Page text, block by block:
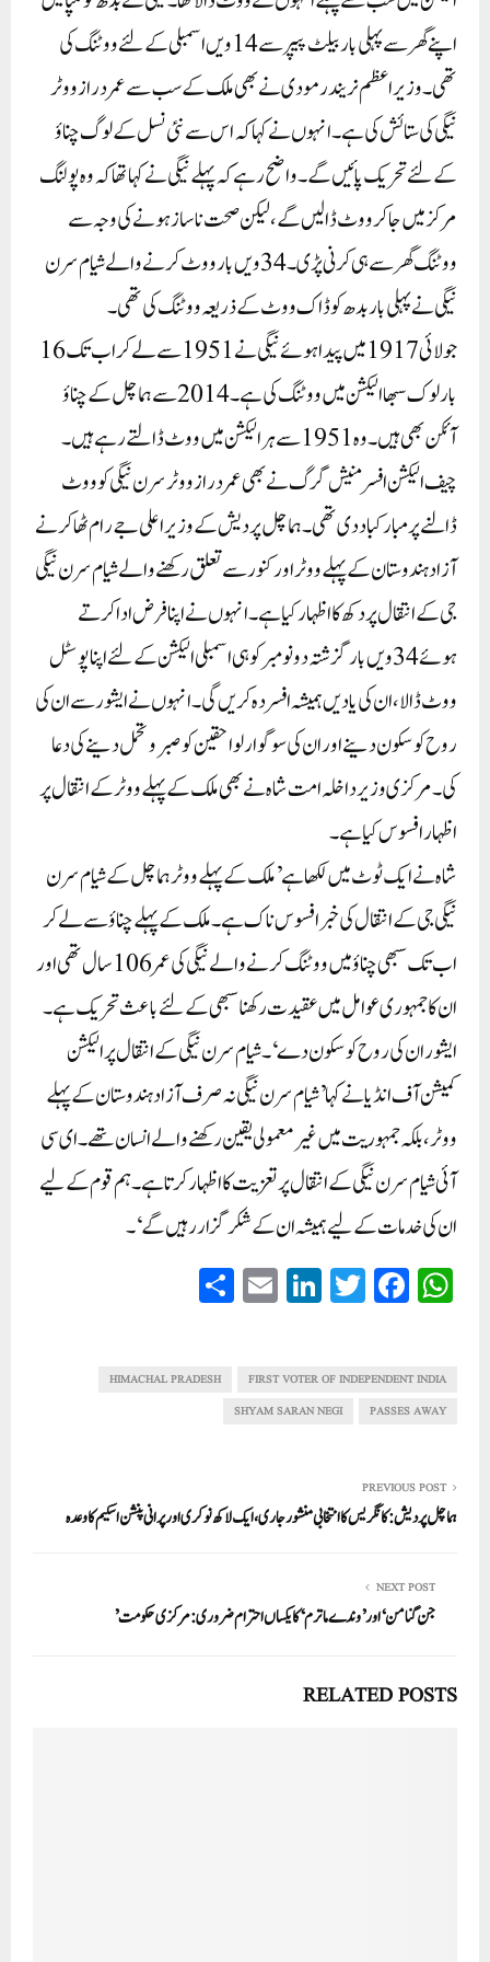
اپنے گھر سے پہلی بار بیلٹ پیپر سے 14ویں اسمبلی کےلئے ووٹنگ کی
تھی۔وزیراعظم نریندر مودی نے بھی ملک کے سب سے عمر دراز ووٹر
نیگی کی ستائش کی ہے۔انہوں نے کہا کہ اس سے نئی نسل کے لوگ چناؤ
کے لئے تحریک پائیں گے۔ واضح رہے کہ پہلے نیگی نے کہاتھا کہ وہ پولنگ
مرکز میں جاکر ووٹ ڈالیں گے،لیکن صحت ناساز ہونے کی وجہ سے
ووٹنگ گھر سے ہی کرنی پڑی۔ 34ویں بار ووٹ کرنے والے شیام سرن
نیگی نے پہلی بار بدھ کو ڈاک ووٹ کے ذریعہ ووٹنگ کی تھی۔
جولائی 1917 میں پیدا ہوئے نیگی نے 1951 سے لے کر اب تک 16
بار لوک سبھا الیکشن میں ووٹنگ کی ہے۔2014 سے ہماچل کےچناؤ
آئکن بھی ہیں۔وہ 1951 سے ہر الیکشن میں ووٹ ڈالتے رہے ہیں۔
چیف الیکشن افسر منیش گرگ نے بھی عمر دراز ووٹر سرن نیگی کو ووٹ
ڈالنے پر مبارکباد دی تھی۔ہماچل پردیش کے وزیراعلی جے رام ٹھاکر نے
آزاد ہندوستان کے پہلے ووٹر اور کنور سے تعلق رکھنے والے شیام سرن نیگی
جی کے انتقال پر دکھ کا اظہارکیا ہے۔ انہوں نے اپنا فرض ادا کرتے
ہوئے 34 ویں بار گزشتہ دو نومبر کو ہی اسمبلی الیکشن کےلئے اپنا پوسٹل
ووٹ ڈالا،ان کی یادیں ہمیشہ افسردہ کریں گی۔انہوں نے ایشور سے ان کی
روح کو سکون دینےاور ان کی سوگوار لواحقین کو صبرو تحمل دینے کی دعا
کی۔ مرکزی وزیر داخلہ امت شاہ نے بھی ملک کے پہلے ووٹر کے انتقال پر
اظہار افسوس کیا ہے۔
شاہ نے ایک ٹوٹ میں لکھا ہے’ملک کے پہلے ووٹر ہماچل کے شیام سرن
نیگی جی کے انتقال کی خبر افسوس ناک ہے۔ملک کے پہلے چناؤ سے لے کر
اب تک سبھی چناؤ میں ووٹنگ کرنے والے نیگی کی عمر 106 سال تھی اور
ان کا جمہوری عوامل میں عقیدت رکھنا سبھی کے لئے باعث تحریک ہے۔
ایشور ان کی روح کو سکون دے‘۔شیام سرن نیگی کے انتقال پر الیکشن
کمیشن آف انڈیا نے کہا ’شیام سرن نیگی نہ صرف آزاد ہندوستان کے پہلے
ووٹر، بلکہ جمہوریت میں غیر معمولی یقین رکھنے والے انسان تھے۔ ای سی
آئی شیام سرن نیگی کے انتقال پر تعزیت کا اظہار کرتا ہے۔ ہم قوم کے لیے
ان کی خدمات کے لیے ہمیشہ ان کے شکر گزار رہیں گے‘۔
W
ha
A
pp
Fa
ce
ok
T
wi
r
Li
nk
In
E
m
FIRST VOTER OF INDEPENDENT INDIA
HIMACHAL PRADESH
PASSES AWAY
SHYAM SARAN NEGI
PREVIOUS POST
ہماچل پردیش: کانگریس کا انتخابی منشور جاری،ایک لاکھ نوکری اور پرانی پنشن اسکیم کا وعدہ
NEXT POST
جن گنامن‘ اور ’وندے ماترم‘ کا یکساں احترام ضروری:مرکزی حکومت’
RELATED POSTS